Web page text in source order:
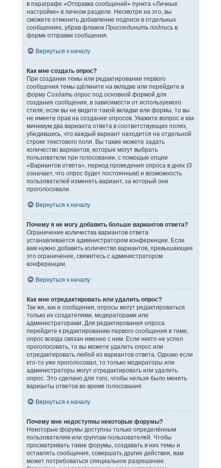
в параграфе «Отправка сообщений» пункта «Личные
настройки» в личном разделе. Несмотря на это, вы
сможете отменить добавление подписи в отдельных
сообщениях, убрав флажок Присоединить подписьв
форме отправки сообщения.
Вернуться к началу
Как мне создать опрос?
При создании темы или редактировании первого
сообщения темы щёлкните на вкладке или перейдите в
форму Создать опроспод основной формой для
создания сообщения, в зависимости от используемого
стиля; если вы не видите такой вкладки или формы, то вы
не имеете прав на создание опросов. Укажите вопрос и как
минимум два варианта ответа в соответствующих полях,
убедившись, что каждый вариант находится на отдельной
строке текстового поля. Вы также можете задать
количество вариантов, которые могут выбрать
пользователи при голосовании, с помощью опции
«Вариантов ответа», период проведения опроса в днях (0
означает, что опрос будет постоянным) и возможность
пользователей изменять вариант, за который они
проголосовали.
Вернуться к началу
Почему я не могу добавить больше вариантов ответа?
Ограничение количества вариантов ответа
устанавливается администратором конференции. Если
вам нужно добавить количество вариантов, превышающее
это ограничение, свяжитесь с администратором
конференции.
Вернуться к началу
Как мне отредактировать или удалить опрос?
Так же, как и сообщения, опросы могут редактироваться
только их создателями, модераторами или
администраторами. Для редактирования опроса
перейдите к редактированию первого сообщения в теме;
опрос всегда связан именно с ним. Если никто не успел
проголосовать, то вы можете удалить опрос или
отредактировать любой из вариантов ответа. Однако если
кто-то уже проголосовал, то только модераторы или
администраторы могут отредактировать или удалить
опрос. Это сделано для того, чтобы нельзя было менять
варианты ответов во время голосования.
Вернуться к началу
Почему мне недоступны некоторые форумы?
Некоторые форумы доступны только определённым
пользователям или группам пользователей. Чтобы
просматривать такие форумы, создавать в них темы и
оставлять сообщения, совершать другие действия, вам
может потребоваться специальное разрешение.